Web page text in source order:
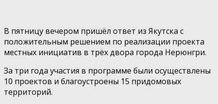
В пятницу вечером пришёл ответ из Якутска с
положительным решением по реализации проекта
местных инициатив в трёх двора города Нерюнгри.
За три года участия в программе были осуществлены
10 проектов и благоустроены 15 придомовых
территорий.